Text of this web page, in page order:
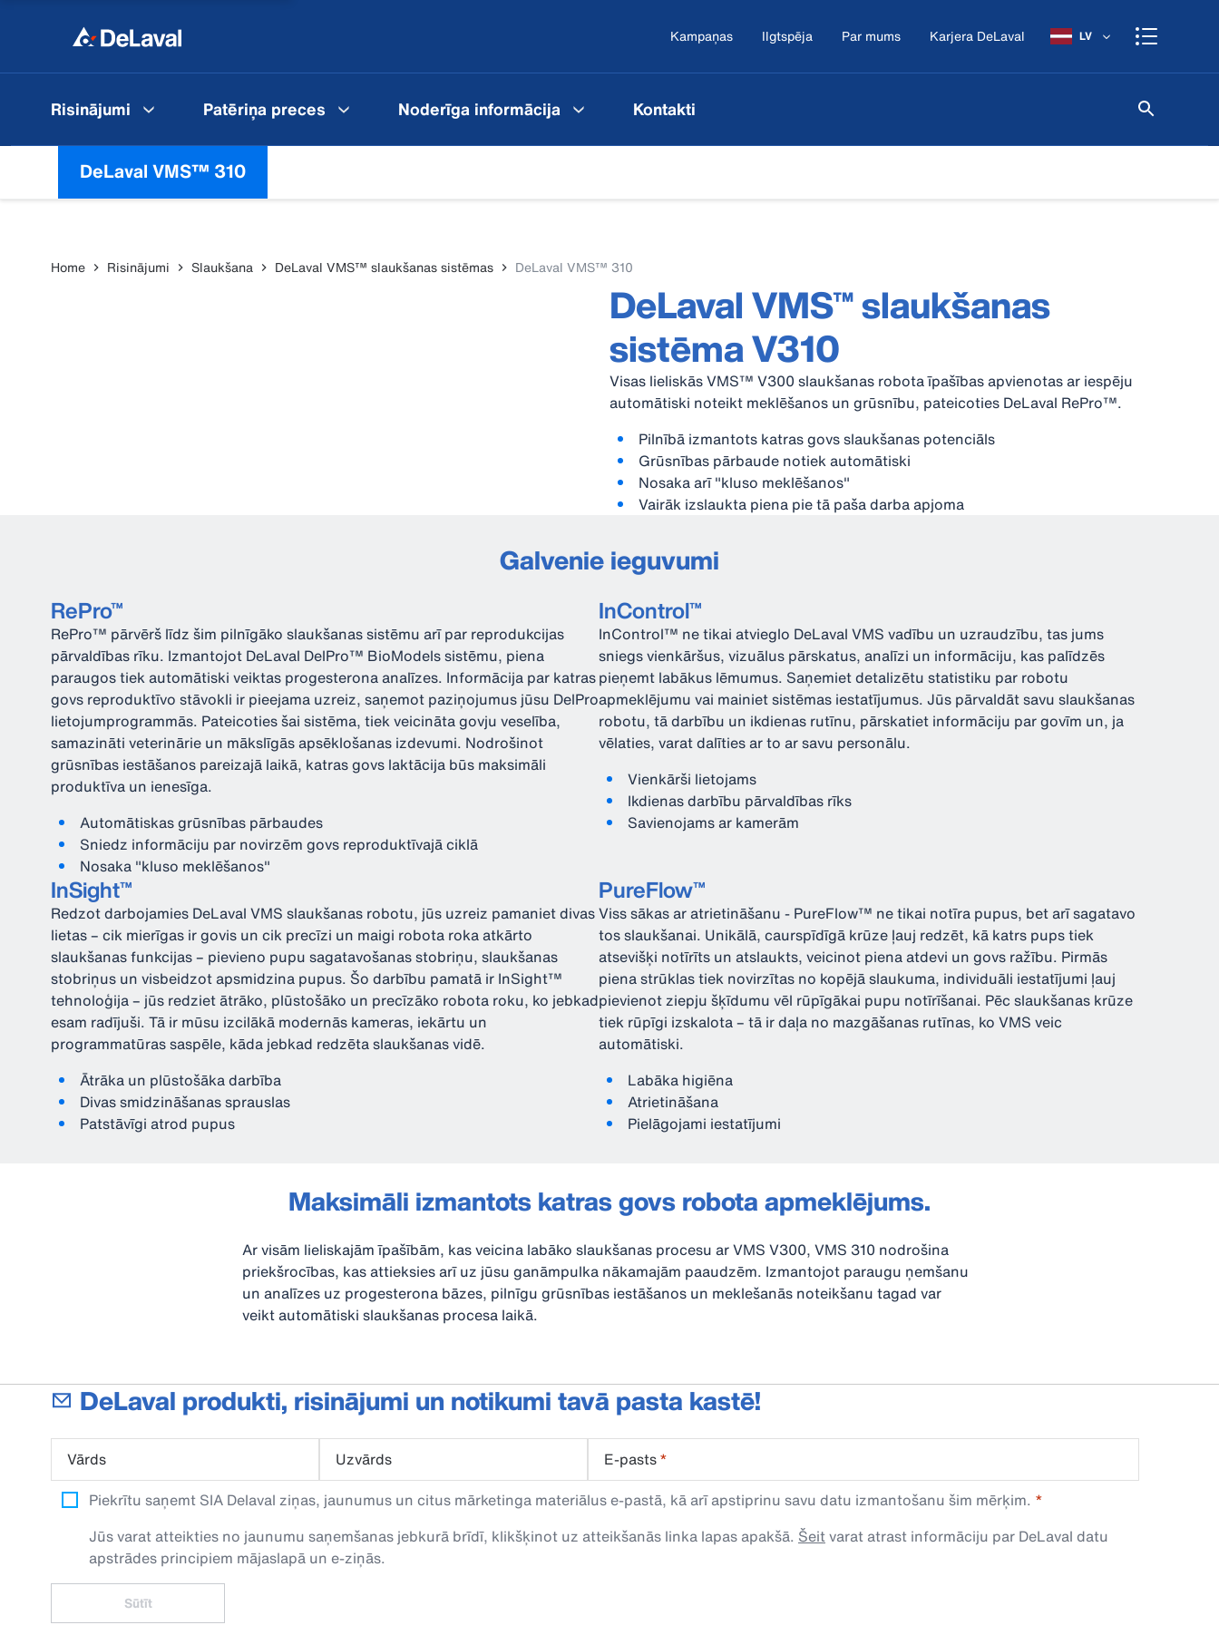
Kampaņas Ilgtspēja Par mums Karjera DeLaval LV
Risinājumi Patēriņa preces Noderīga informācija Kontakti
DeLaval VMS™ 310
Home Risinājumi Slaukšana DeLaval VMS™ slaukšanas sistēmas DeLaval VMS™ 310
DeLaval VMS™ slaukšanas
sistēma V310
Visas lieliskās VMS™ V300 slaukšanas robota īpašības apvienotas ar iespēju
automātiski noteikt meklēšanos un grūsnību, pateicoties DeLaval RePro™.
Pilnībā izmantots katras govs slaukšanas potenciāls
Grūsnības pārbaude notiek automātiski
Nosaka arī "kluso meklēšanos"
Vairāk izslaukta piena pie tā paša darba apjoma
Galvenie ieguvumi
RePro™
RePro™ pārvērš līdz šim pilnīgāko slaukšanas sistēmu arī par reprodukcijas
pārvaldības rīku. Izmantojot DeLaval DelPro™ BioModels sistēmu, piena
paraugos tiek automātiski veiktas progesterona analīzes. Informācija par katras
govs reproduktīvo stāvokli ir pieejama uzreiz, saņemot paziņojumus jūsu DelPro
lietojumprogrammās. Pateicoties šai sistēma, tiek veicināta govju veselība,
samazināti veterinārie un mākslīgās apsēklošanas izdevumi. Nodrošinot
grūsnības iestāšanos pareizajā laikā, katras govs laktācija būs maksimāli
produktīva un ienesīga.
Automātiskas grūsnības pārbaudes
Sniedz informāciju par novirzēm govs reproduktīvajā ciklā
Nosaka "kluso meklēšanos"
InControl™
InControl™ ne tikai atvieglo DeLaval VMS vadību un uzraudzību, tas jums
sniegs vienkāršus, vizuālus pārskatus, analīzi un informāciju, kas palīdzēs
pieņemt labākus lēmumus. Saņemiet detalizētu statistiku par robotu
apmeklējumu vai mainiet sistēmas iestatījumus. Jūs pārvaldāt savu slaukšanas
robotu, tā darbību un ikdienas rutīnu, pārskatiet informāciju par govīm un, ja
vēlaties, varat dalīties ar to ar savu personālu.
Vienkārši lietojams
Ikdienas darbību pārvaldības rīks
Savienojams ar kamerām
InSight™
Redzot darbojamies DeLaval VMS slaukšanas robotu, jūs uzreiz pamaniet divas
lietas – cik mierīgas ir govis un cik precīzi un maigi robota roka atkārto
slaukšanas funkcijas – pievieno pupu sagatavošanas stobriņu, slaukšanas
stobriņus un visbeidzot apsmidzina pupus. Šo darbību pamatā ir InSight™
tehnoloģija – jūs redziet ātrāko, plūstošāko un precīzāko robota roku, ko jebkad
esam radījuši. Tā ir mūsu izcilākā modernās kameras, iekārtu un
programmatūras saspēle, kāda jebkad redzēta slaukšanas vidē.
Ātrāka un plūstošāka darbība
Divas smidzināšanas sprauslas
Patstāvīgi atrod pupus
PureFlow™
Viss sākas ar atrietināšanu - PureFlow™ ne tikai notīra pupus, bet arī sagatavo
tos slaukšanai. Unikālā, caurspīdīgā krūze ļauj redzēt, kā katrs pups tiek
atsevišķi notīrīts un atslaukts, veicinot piena atdevi un govs ražību. Pirmās
piena strūklas tiek novirzītas no kopējā slaukuma, individuāli iestatījumi ļauj
pievienot ziepju šķīdumu vēl rūpīgākai pupu notīrīšanai. Pēc slaukšanas krūze
tiek rūpīgi izskalota – tā ir daļa no mazgāšanas rutīnas, ko VMS veic
automātiski.
Labāka higiēna
Atrietināšana
Pielāgojami iestatījumi
Maksimāli izmantots katras govs robota apmeklējums.
Ar visām lieliskajām īpašībām, kas veicina labāko slaukšanas procesu ar VMS V300, VMS 310 nodrošina
priekšrocības, kas attieksies arī uz jūsu ganāmpulka nākamajām paaudzēm. Izmantojot paraugu ņemšanu
un analīzes uz progesterona bāzes, pilnīgu grūsnības iestāšanos un meklešanās noteikšanu tagad var
veikt automātiski slaukšanas procesa laikā.
DeLaval produkti, risinājumi un notikumi tavā pasta kastē!
Vārds Uzvārds E-pasts*
Piekrītu saņemt SIA Delaval ziņas, jaunumus un citus mārketinga materiālus e-pastā, kā arī apstiprinu savu datu izmantošanu šim mērķim.
Jūs varat atteikties no jaunumu saņemšanas jebkurā brīdī, klikšķinot uz atteikšanās linka lapas apakšā. Šeitvarat atrast informāciju par DeLaval datu
apstrādes principiem mājaslapā un e-ziņās.
Sūtīt